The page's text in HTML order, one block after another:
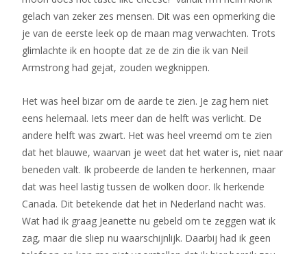
gelach van zeker zes mensen. Dit was een opmerking die
je van de eerste leek op de maan mag verwachten. Trots
glimlachte ik en hoopte dat ze de zin die ik van Neil
Armstrong had gejat, zouden wegknippen.
Het was heel bizar om de aarde te zien. Je zag hem niet
eens helemaal. Iets meer dan de helft was verlicht. De
andere helft was zwart. Het was heel vreemd om te zien
dat het blauwe, waarvan je weet dat het water is, niet naar
beneden valt. Ik probeerde de landen te herkennen, maar
dat was heel lastig tussen de wolken door. Ik herkende
Canada. Dit betekende dat het in Nederland nacht was.
Wat had ik graag Jeanette nu gebeld om te zeggen wat ik
zag, maar die sliep nu waarschijnlijk. Daarbij had ik geen